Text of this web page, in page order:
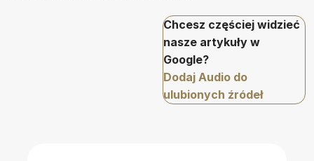
Chcesz częściej widzieć
nasze artykuły w
Google?
Dodaj Audio do
ulubionych źródeł